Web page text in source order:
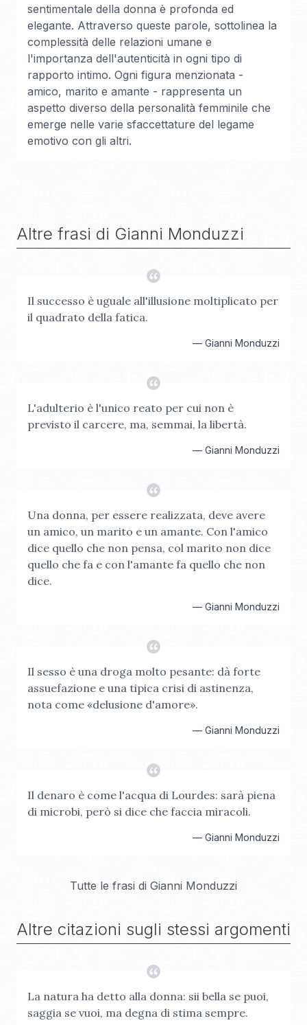
sentimentale della donna è profonda ed
elegante. Attraverso queste parole, sottolinea la
complessità delle relazioni umane e
l'importanza dell'autenticità in ogni tipo di
rapporto intimo. Ogni figura menzionata -
amico, marito e amante - rappresenta un
aspetto diverso della personalità femminile che
emerge nelle varie sfaccettature del legame
emotivo con gli altri.
Altre frasi di Gianni Monduzzi
Il successo è uguale all'illusione moltiplicato per
il quadrato della fatica.
— Gianni Monduzzi
L'adulterio è l'unico reato per cui non è
previsto il carcere, ma, semmai, la libertà.
— Gianni Monduzzi
Una donna, per essere realizzata, deve avere
un amico, un marito e un amante. Con l'amico
dice quello che non pensa, col marito non dice
quello che fa e con l'amante fa quello che non
dice.
— Gianni Monduzzi
Il sesso è una droga molto pesante: dà forte
assuefazione e una tipica crisi di astinenza,
nota come «delusione d'amore».
— Gianni Monduzzi
Il denaro è come l'acqua di Lourdes: sarà piena
di microbi, però si dice che faccia miracoli.
— Gianni Monduzzi
Tutte le frasi di Gianni Monduzzi
Altre citazioni sugli stessi argomenti
La natura ha detto alla donna: sii bella se puoi,
saggia se vuoi, ma degna di stima sempre.